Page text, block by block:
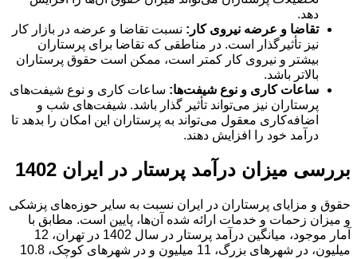
دهد.
تقاضا و عرضه نیروی کار: نسبت تقاضا و عرضه در بازار کار
نیز تأثیرگذار است. در مناطقی که تقاضا برای پرستاران
بیشتر و نیروی کار کمتر است، ممکن است حقوق پرستاران
بالاتر باشد.
ساعات کاری و نوع شیفت‌ها: ساعات کاری و نوع شیفت‌های
پرستاران نیز می‌تواند تأثیر گذار باشد. شیفت‌های شب و
اضافه‌کاری معقول می‌تواند به پرستاران این امکان را بدهد تا
درآمد خود را افزایش دهند.
بررسی میزان درآمد پرستار در ایران 1402
حقوق و مزایای پرستاران در ایران نسبت به سایر حوزه‌های پزشکی
و میزان زحمات و خدمات ارائه شده آن‌ها، پایین است. مطابق با
آمار موجود، میانگین درآمد پرستار در سال 1402 در تهران، 12
میلیون، در شهرهای بزرگ، 11 میلیون و در شهرهای کوچک، 10.8